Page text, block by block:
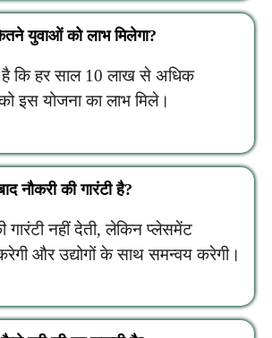
युवाओं को लाभ मिलेगा?
है कि हर साल 10 लाख से अधिक
इस योजना का लाभ मिले।
नौकरी की गारंटी है?
गारंटी नहीं देती, लेकिन प्लेसमेंट
और उद्योगों के साथ समन्वय करेगी।